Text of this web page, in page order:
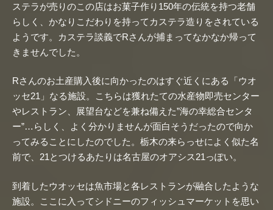
ステラが売りのこの店はお菓子作り150年の伝統を持つ老舗
らしく、かなりこだわりを持ってカステラ造りをされている
ようです。カステラ談義でRさんが捕まってなかなか帰って
きませんでした。
Rさんのお土産購入後に向かったのはすぐ近くにある「ウオ
ッセ21」なる施設。こちらは獲れたての水産物即売センター
やレストラン、展望台などを兼ね備えた”海の幸総合センタ
ー”…らしく、よく分かりませんが面白そうだったので向か
ってみることにしたのでした。栃木の来らっせによく似た名
前で、21とつけるあたりは名古屋のオアシス21っぽい。
到着したウオッセは魚市場と各レストランが融合したような
施設。ここに入ってシドニーのフィッシュマーケットを思い